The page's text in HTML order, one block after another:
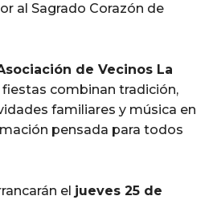
al Sagrado Corazón de
de Vecinos La
fiestas combinan tradición,
familiares y música en
pensada para todos
el jueves 25 de